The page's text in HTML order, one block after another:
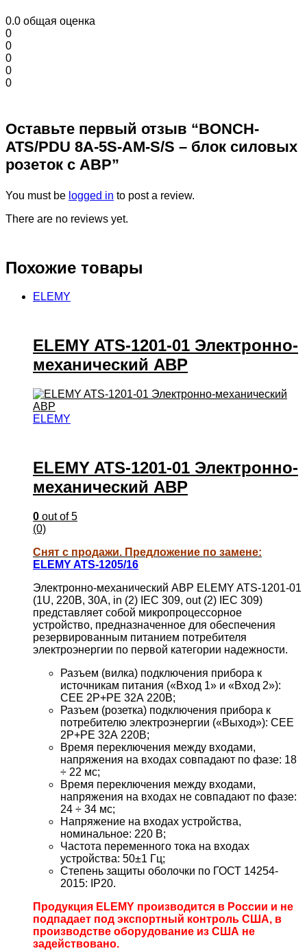
0.0 общая оценка
0
0
0
0
0
Оставьте первый отзыв “BONCH-
ATS/PDU 8A-5S-AM-S/S – блок силовых
розеток с АВР”
You must be logged in to post a review.
There are no reviews yet.
Похожие товары
ELEMY
ELEMY ATS-1201-01 Электронно-
механический АВР
ELEMY
ELEMY ATS-1201-01 Электронно-
механический АВР
0 out of 5
(0)
Снят с продажи. Предложение по замене:
ELEMY ATS-1205/16
Электронно-механический АВР ELEMY ATS-1201-01
(1U, 220В, 30А, in (2) IEC 309, out (2) IEC 309)
представляет собой микропроцессорное
устройство, предназначенное для обеспечения
резервированным питанием потребителя
электроэнергии по первой категории надежности.
Разъем (вилка) подключения прибора к
источникам питания («Вход 1» и «Вход 2»):
CEE 2Р+РЕ 32А 220В;
Разъем (розетка) подключения прибора к
потребителю электроэнергии («Выход»): CEE
2Р+РЕ 32А 220В;
Время переключения между входами,
напряжения на входах совпадают по фазе: 18
÷ 22 мс;
Время переключения между входами,
напряжения на входах не совпадают по фазе:
24 ÷ 34 мс;
Напряжение на входах устройства,
номинальное: 220 В;
Частота переменного тока на входах
устройства: 50±1 Гц;
Степень защиты оболочки по ГОСТ 14254-
2015: IP20.
Продукция ELEMY производится в России и не
подпадает под экспортный контроль США, в
производстве оборудование из США не
задействовано.